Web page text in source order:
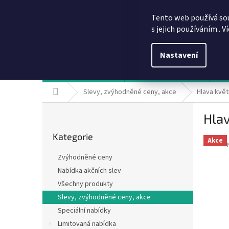
Tento web používá
s jejich používáním..
Nastavení
Domů Slevy, zvýhodněné ceny, akce Hlava
kategorie
Kategorie
Zvýhodněné ceny
Nabídka akčních slev
Všechny produkty
Slevy, zvýhodněné ceny, akce
Speciální nabídky
Limitovaná nabídka
Akce